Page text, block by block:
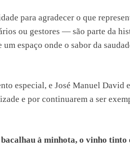
para agradecer o que
ou gestores — são parte da
espaço onde o sabor da
especial, e José Manuel David
e por continuarem a ser
à minhota, o vinho tinto